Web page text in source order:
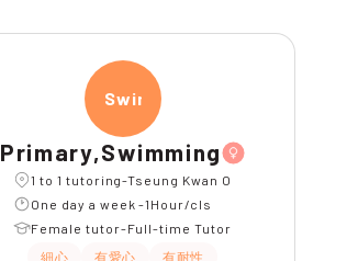
Swimm
Primary,Swimming
1 to 1 tutoring-Tseung Kwan O
One day a week -1Hour/cls
Female tutor-Full-time Tutor
細心
有愛心 有耐性